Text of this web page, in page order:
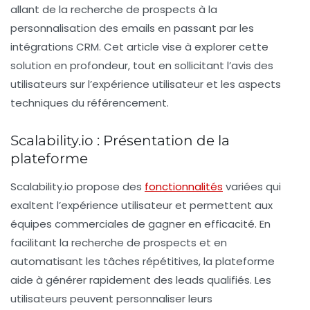
allant de la recherche de prospects à la
personnalisation des emails en passant par les
intégrations CRM. Cet article vise à explorer cette
solution en profondeur, tout en sollicitant l’avis des
utilisateurs surl’expérience utilisateuret les aspects
techniques du référencement.
Scalability.io : Présentation de la
plateforme
Scalability.io propose des fonctionnalités variées qui
exaltent l’expérience utilisateur et permettent aux
équipes commerciales de gagner en efficacité. En
facilitant la recherche de prospects et en
automatisant les tâches répétitives, la plateforme
aide à générer rapidement des leads qualifiés. Les
utilisateurs peuvent personnaliser leurs